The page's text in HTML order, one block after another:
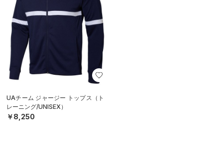
UAチーム ジャージー トップス（ト
レーニング/UNISEX）
￥8,250